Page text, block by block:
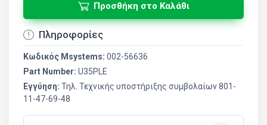
Προσθήκη στο Καλάθι
Πληροφορίες
Κωδικός Msystems: 002-56636
Part Number: U35PLE
Εγγύηση: Τηλ. Τεχνικής υποστήριξης συμβολαίων 801-
11-47-69-48